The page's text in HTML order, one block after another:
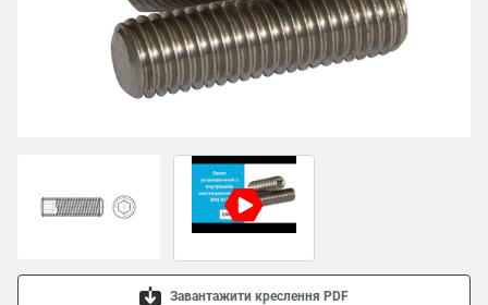
Завантажити креслення PDF